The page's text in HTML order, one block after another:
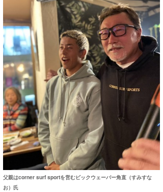
父親はcorner surf sportを営むビックウェーバー角直（すみすな
お）氏